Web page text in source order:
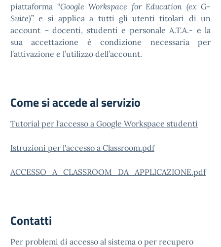
piattaforma “Google Workspace for Education (ex G-
Suite)” e si applica a tutti gli utenti titolari di un
account – docenti, studenti e personale A.T.A.- e la
sua accettazione è condizione necessaria per
l’attivazione e l’utilizzo dell’account.
Come si accede al servizio
Tutorial per l'accesso a Google Workspace studenti
Istruzioni per l'accesso a Classroom.pdf
ACCESSO_A_CLASSROOM_DA_APPLICAZIONE.pdf
Contatti
Per problemi di accesso al sistema o per recupero